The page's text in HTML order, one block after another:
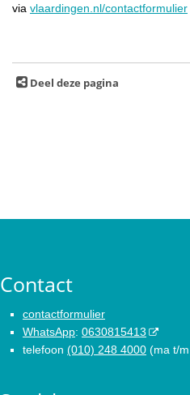
via vlaardingen.nl/contactformulier
Deel deze pagina
Contact
contactformulier
WhatsApp: 0630815413
telefoon (010) 248 4000 (ma t/